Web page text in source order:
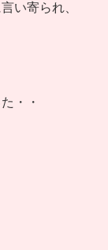
い寄られ、
・・